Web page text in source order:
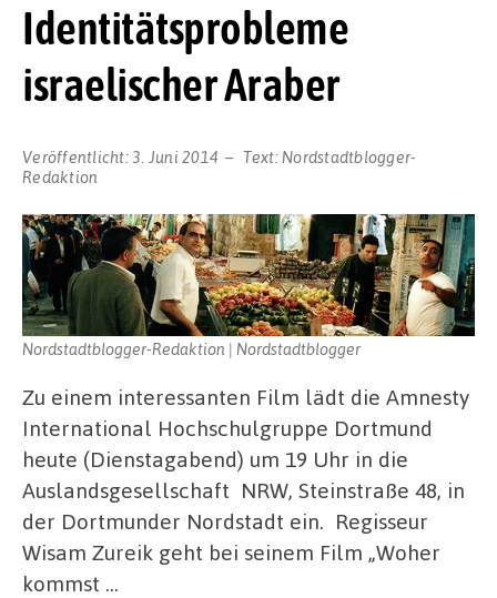
Identitätsprobleme
israelischer Araber
Veröffentlicht:3. Juni 2014 Text: Nordstadtblogger-
Redaktion
Nordstadtblogger-Redaktion | Nordstadtblogger
Zu einem interessanten Film lädt die Amnesty
International Hochschulgruppe Dortmund
heute (Dienstagabend) um 19 Uhr in die
Auslandsgesellschaft NRW, Steinstraße 48, in
der Dortmunder Nordstadt ein. Regisseur
Wisam Zureik geht bei seinem Film „Woher
kommst …